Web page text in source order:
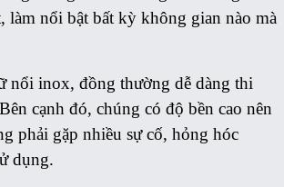
làm nổi bật bất kỳ không gian nào mà
nổi inox, đồng thường dễ dàng thi
cạnh đó, chúng có độ bền cao nên
phải gặp nhiều sự cố, hỏng hóc
dụng.